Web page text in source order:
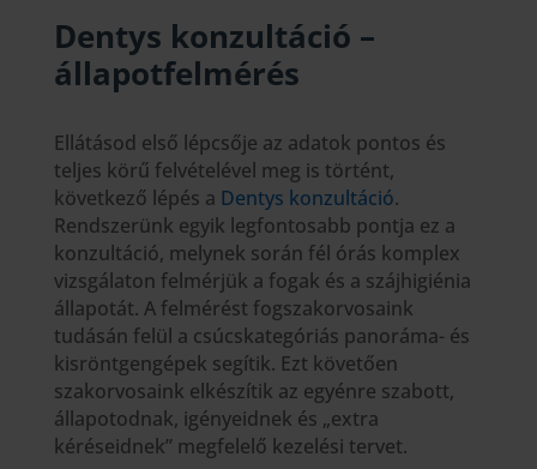
Dentys konzultáció –
állapotfelmérés
Ellátásod első lépcsője az adatok pontos és
teljes körű felvételével meg is történt,
következő lépés a Dentys konzultáció.
Rendszerünk egyik legfontosabb pontja ez a
konzultáció, melynek során fél órás komplex
vizsgálaton felmérjük a fogak és a szájhigiénia
állapotát. A felmérést fogszakorvosaink
tudásán felül a csúcskategóriás panoráma- és
kisröntgengépek segítik. Ezt követően
szakorvosaink elkészítik az egyénre szabott,
állapotodnak, igényeidnek és „extra
kéréseidnek” megfelelő kezelési tervet.